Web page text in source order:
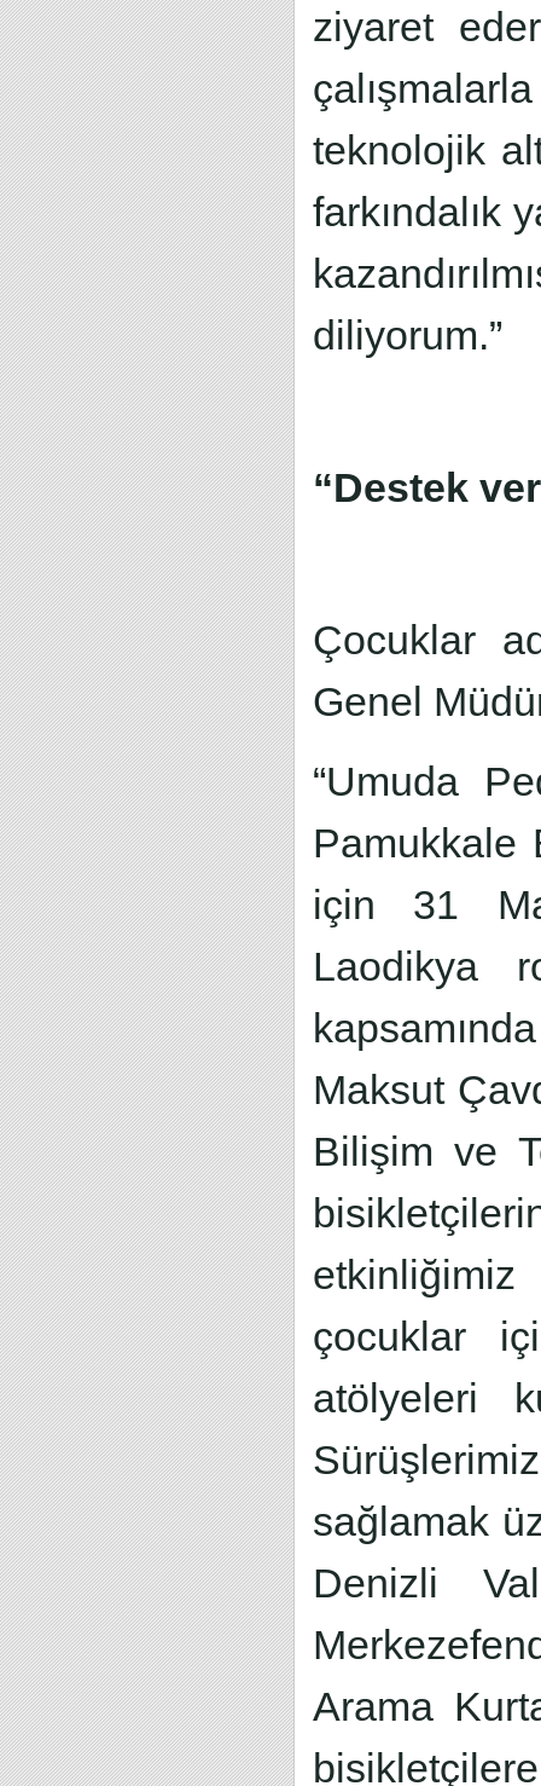
ziyaret
teknolojik
farkındalık
diliyorum.”
“Destek
Çocuklar
Genel
“Umuda
Pamukkale
için 31
Laodikya
Maksut
Bilişim ve
çocuklar
atölyeleri
sağlamak
Denizli
Arama